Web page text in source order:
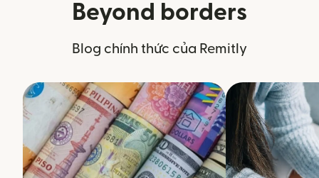
Beyond borders
Blog chính thức của Remitly